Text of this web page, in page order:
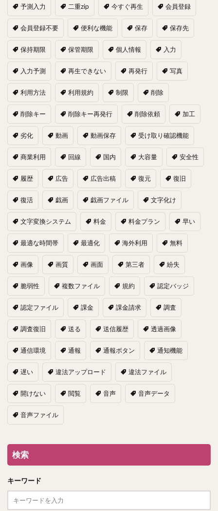
予測入力 二重zip 今すぐ再生 会員登録
会員登録不要 便利な機能 保存 保存先
保持期限 保管期限 個人情報 入力
入力予測 再生できない 再発行 写真
利用方法 利用規約 制限 削除
削除キー 削除キー再発行 削除依頼 加工
劣化 動画 動画保存 受け取り確認機能
商業利用 回線 国内 大容量 安全性
履歴 広告 広告出稿 復元 復旧
復活 戯画 戯画ファイル 文字化け
文字変換システム 料金 料金プラン 早い
最適な時間帯 最適化 海外利用 無料
画像 画質 画面 第三者 紛失
脆弱性 複数ファイル 規約 認定バッジ
認定ファイル 課金 課金請求 調査
調査復旧 送る 送信履歴 透過画像
通信環境 通報 通報ボタン 通知機能
遅い 違法アップロード 違法ファイル
開けない 閲覧 音声 音声データ
音声ファイル
検索
キーワード